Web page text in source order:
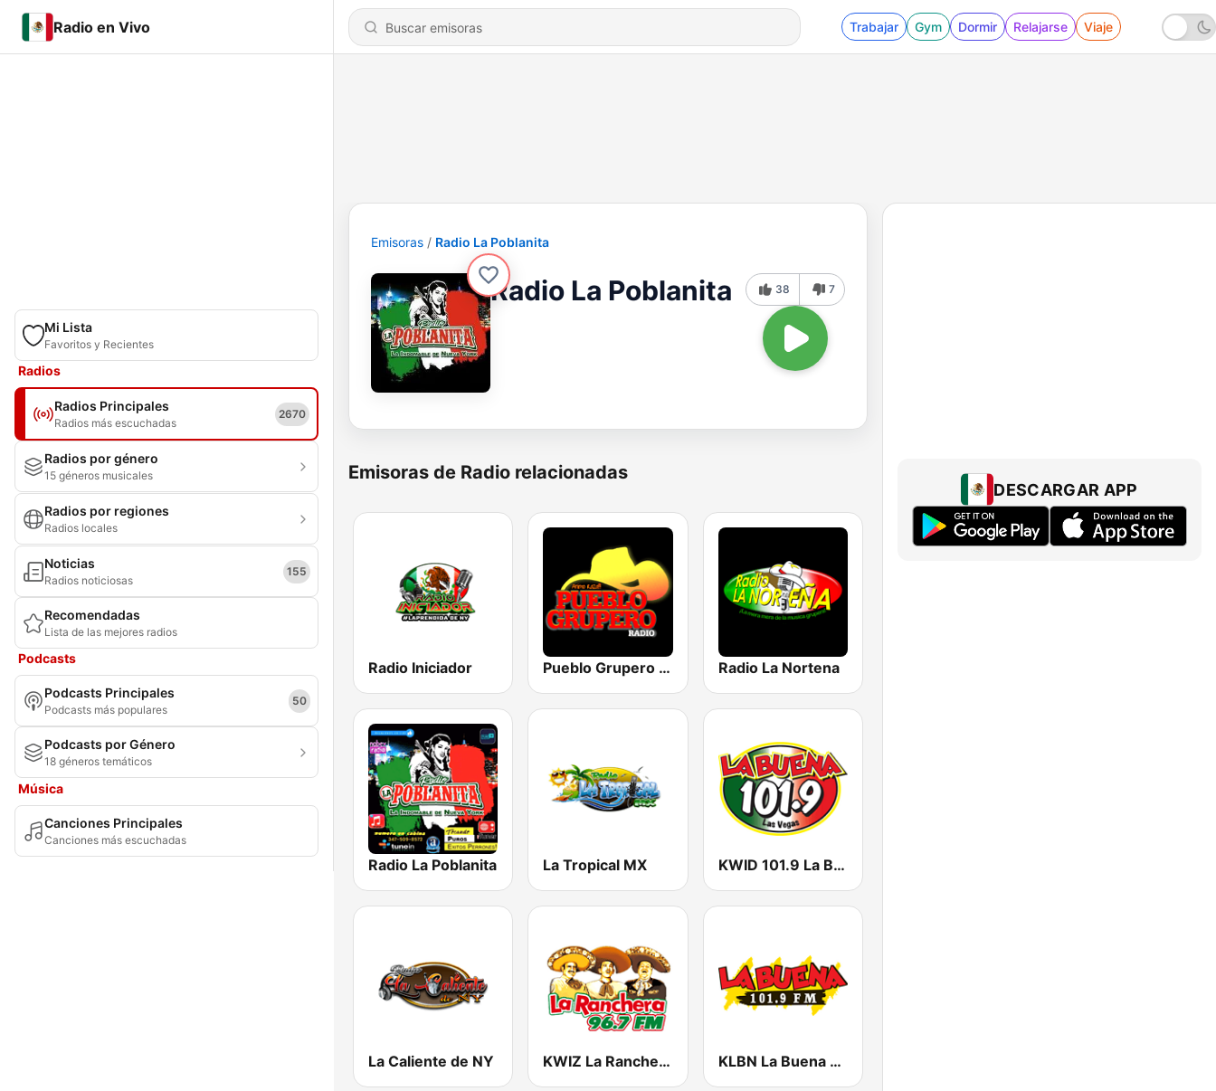
Radio en Vivo Trabajar Gym Dormir Relajarse Viaje
Mi Lista
Favoritos y Recientes
Radios
Radios Principales
Radios más escuchadas
2670
Radios por género
15 géneros musicales
Radios por regiones
Radios locales
Noticias
Radios noticiosas
155
Recomendadas
Lista de las mejores radios
Podcasts
Podcasts Principales
Podcasts más populares
50
Podcasts por Género
18 géneros temáticos
Música
Canciones Principales
Canciones más escuchadas
Emisoras Radio La Poblanita
Radio La Poblanita 38 7
Emisoras de Radio relacionadas
Radio Iniciador Pueblo Grupero Radio Radio La Nortena
Radio La Poblanita La Tropical MX KWID 101.9 La Buena
La Caliente de NY KWIZ La Ranchera 96.7 FM (US Only) KLBN La Buena 101.9 FM
DESCARGAR APP